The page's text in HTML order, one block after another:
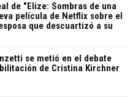
de "Elize: Sombras de una
película de Netflix sobre el
que descuartizó a su
se metió en el debate
de Cristina Kirchner